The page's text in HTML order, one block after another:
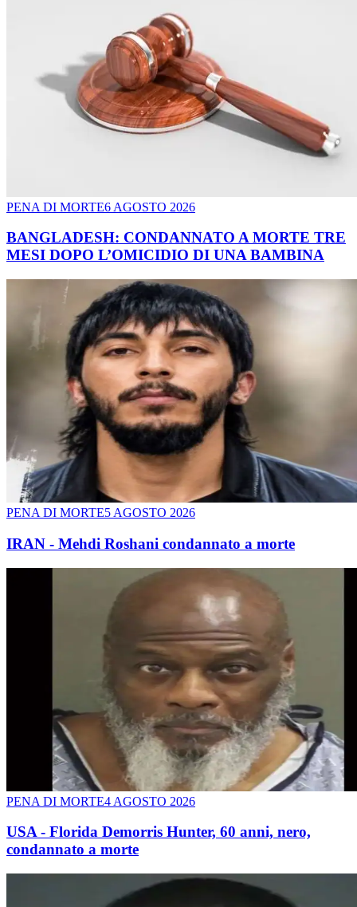
PENA DI MORTE6 AGOSTO 2026
BANGLADESH: CONDANNATO A MORTE TRE
MESI DOPO L’OMICIDIO DI UNA BAMBINA
PENA DI MORTE5 AGOSTO 2026
IRAN - Mehdi Roshani condannato a morte
PENA DI MORTE4 AGOSTO 2026
USA - Florida Demorris Hunter, 60 anni, nero,
condannato a morte